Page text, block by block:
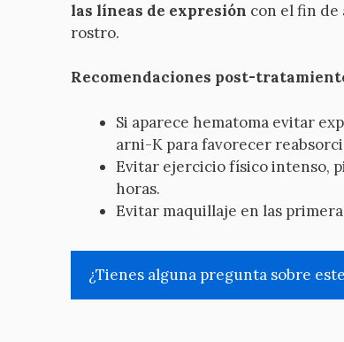
las líneas de expresión con el fin
rostro.
Recomendaciones post-
Si aparece hematoma evitar
arni-K para favorecer
Evitar ejercicio físico intenso,
horas.
Evitar maquillaje en las
¿Tienes alguna pregunta sobre